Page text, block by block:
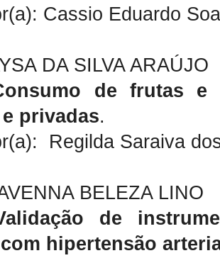
Cassio Eduardo
DA SILVA ARAÚJO
de frutas e
privadas.
Regilda Saraiva
BELEZA LINO
de
hipertensão